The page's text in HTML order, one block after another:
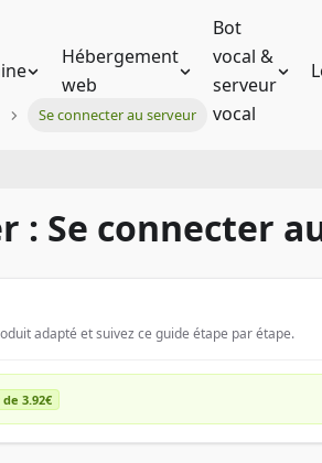
Hébergement
web
Bot
vocal &
serveur
vocal
Se connecter au serveur
: Se connecter
adapté et suivez ce guide étape par étape.
3.92€